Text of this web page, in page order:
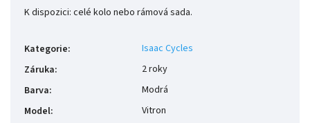
K dispozici: celé kolo nebo rámová sada.
Kategorie:
Isaac Cycles
Záruka:
2 roky
Barva:
Modrá
Model:
Vitron